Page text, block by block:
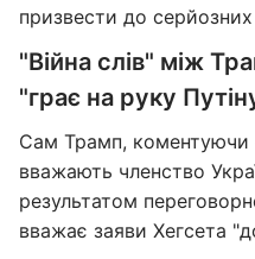
призвести до серйозних
"Війна слів" між
"грає на руку
Сам Трамп,
вважають членство
результатом
вважає заяви Хегсета